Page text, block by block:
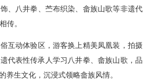
、八井拳、苎布织染、畲族山歌等非遗代
传。
动体验区，游客换上精美凤凰装，拍摄
代表性传承人学习八井拳、畲族山歌，品
养生文化，沉浸式领略畲族风情。